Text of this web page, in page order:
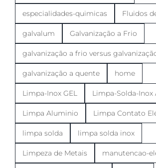
especialidades-quimicas Fluidos
galvalum Galvanização a Frio
galvanização a frio versus
galvanização a quente home
Limpa-Inox GEL Limpa-Solda-Inox
Limpa Aluminio Limpa Contato
limpa solda limpa solda inox
Limpeza de Metais manutencao-